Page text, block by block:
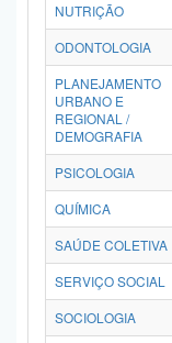
NUTRIÇÃO
ODONTOLOGIA
PLANEJAMENTO
URBANO E
REGIONAL /
DEMOGRAFIA
PSICOLOGIA
QUÍMICA
SAÚDE COLETIVA
SERVIÇO SOCIAL
SOCIOLOGIA